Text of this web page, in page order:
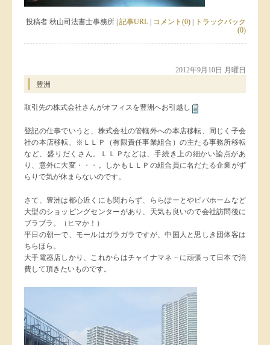
投稿者 秋山司法書士事務所 | 記事URL コメント(0)
トラックバック
(0)
2012年9月10日 月曜日
豊洲
取引先の株式会社さんがオフィスを豊洲へお引越し
登記の仕事でいうと、株式会社の管轄外への本店移転、同じく子会
社の本店移転、※ＬＬＰ（有限責任事業組合）の主たる事務所移転
など、盛りだくさん。ＬＬＰなどは、手続き上の細かい論点があ
り、意外に大変・・・。しかもＬＬＰの組合員に名だたる企業がず
らりで気が休まらないのです。
さて、豊洲は都心近くにも関わらず、ららぽーとやビバホームなど
大型のショッピングセンターがあり、天気も良いので会社訪問後に
ブラブラ。（ヒマか！）
平日の朝一で、モールはガラガラですが、中国人と思しき団体客は
ちらほら。
大手電器店しかり、これからはチャイナマネ－に頑張って日本で消
費して頂きたいものです。